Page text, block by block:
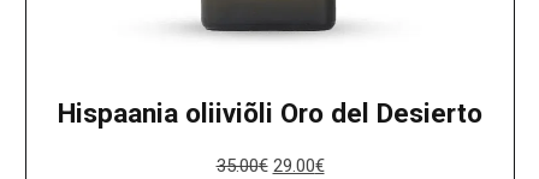
Hispaania oliiviõli Oro del Desierto
35.00€ 29.00€